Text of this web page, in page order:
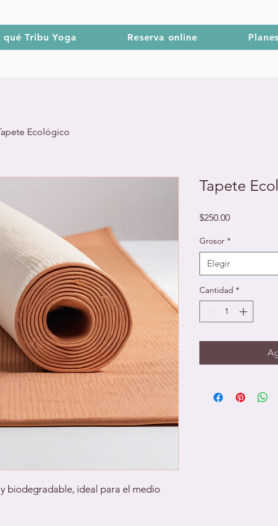
qué Tribu Yoga Reserva online
Ecológico
biodegradable, ideal para el medio
Tapete
$250.00Precio
Grosor *
Elegir
Cantidad *